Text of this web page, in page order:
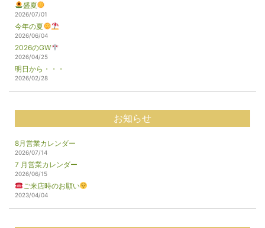
盛夏
2026/07/01
今年の夏
2026/06/04
2026のGW
2026/04/25
明日から・・・
2026/02/28
お知らせ
8月営業カレンダー
2026/07/14
7 月営業カレンダー
2026/06/15
ご来店時のお願い
2023/04/04